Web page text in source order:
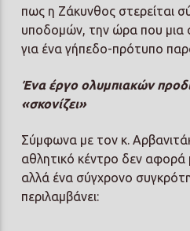
πως η Ζάκυνθος στερείται
υποδομών, την ώρα που μια
για ένα γήπεδο-πρότυπο
Ένα έργο ολυμπιακών
«σκονίζει»
Σύμφωνα με τον κ.
αθλητικό κέντρο δεν αφορά
αλλά ένα σύγχρονο
περιλαμβάνει: